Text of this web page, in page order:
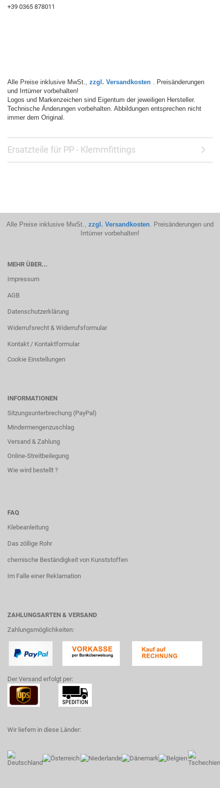
+39 0365 878011
Alle Preise inklusive MwSt., zzgl. Versandkosten . Preisänderungen
und Irrtümer vorbehalten!
Logos und Markenzeichen sind Eigentum der jeweiligen Hersteller.
Technische Änderungen vorbehalten. Abbildungen entsprechen nicht
immer dem Original.
Ersatzteile für PP - Klemmfittings
Alle Preise inklusive MwSt., zzgl. Versandkosten . Preisänderungen und
Irrtümer vorbehalten!
MEHR ÜBER...
Impressum
AGB
Datenschutzerklärung
Widerrufsrecht & Widerrufsformular
Kontakt / Kontaktformular
Cookie Einstellungen
INFORMATIONEN
Sitzungsunterbrechung (PayPal)
Mindermengenzuschlag
Versand & Zahlung
Online-Streitbeilegung
Wie wird bestellt ?
FAQ
Klebeanleitung
Das zöllige Rohr
chemische Beständigkeit von Kunststoffen
Im Falle einer Reklamation
ZAHLUNGSARTEN & VERSAND
Zahlungsmöglichkeiten:
Der Versand erfolgt per:
Wir liefern in diese Länder: